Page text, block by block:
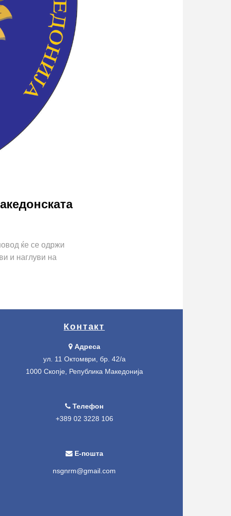
ќе се одржи
и наглуви на
Контакт
Адреса
ул. 11 Октомври, бр. 42/а
1000 Скопје, Република Македонија
Телефон
+389 02 3228 106
Е-пошта
nsgnrm@gmail.com